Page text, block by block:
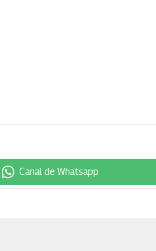
Canal de Whatsapp